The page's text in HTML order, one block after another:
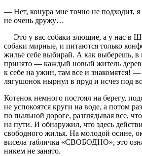
— Нет, конура мне точно не подходит, я
не очень дружу…
— Это у вас собаки злющие, а у нас в
собаки мирные, и питаются только
жилье себе выбирай. А как выберешь, в
принято — каждый новый житель
к себе на ужин, там все и знакомятся!
лягушонок нырнул в пруд и исчез под
Котенок немного постоял на берегу,
не успокоятся круги на воде, а потом
по пыльной дороге, разглядывая все,
на пути. И обнаружил, что здесь
свободного жилья. На молодой осине,
висела табличка «СВОБОДНО», это
никем не занято.